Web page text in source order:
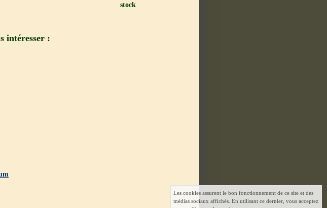
stock
intéresser :
Les cookies assurent le bon fonctionnement de ce site et des
médias sociaux affichés. En utilisant ce dernier, vous acceptez